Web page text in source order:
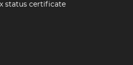
status certificate